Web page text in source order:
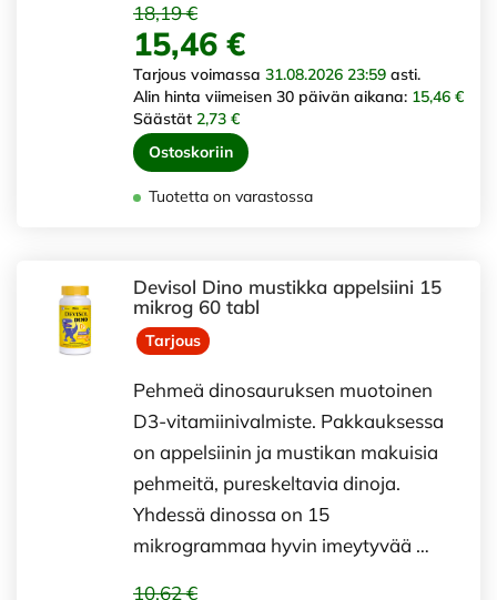
18,19 €
15,46 €
Tarjous voimassa 31.08.2026 23:59 asti.
Alin hinta viimeisen 30 päivän aikana: 15,46 €
Säästät 2,73 €
Ostoskoriin
Tuotetta on varastossa
Devisol Dino mustikka appelsiini 15
mikrog 60 tabl
Tarjous
Pehmeä dinosauruksen muotoinen
D3-vitamiinivalmiste. Pakkauksessa
on appelsiinin ja mustikan makuisia
pehmeitä, pureskeltavia dinoja.
Yhdessä dinossa on 15
mikrogrammaa hyvin imeytyvää …
10,62 €